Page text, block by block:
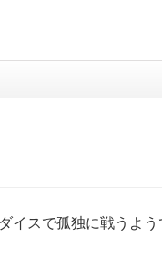
ダイスで孤独に戦うよ